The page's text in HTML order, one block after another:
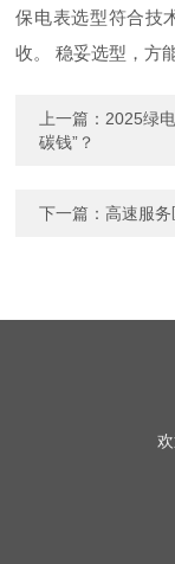
保电表选型符合技
收。 稳妥选型，方
上一篇： 2025绿
碳钱”？
下一篇：高速服